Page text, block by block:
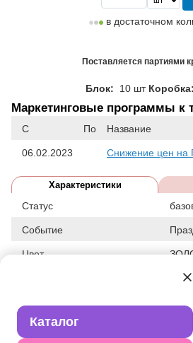
Каталог
в достаточном
Поставляется партиями
Блок: 10 шт Коробка:
Маркетинговые программы к
С По Название
06.02.2023 Снижение цен на
Характеристики
Статус
Событие
Цвет
20"
Общие размеры